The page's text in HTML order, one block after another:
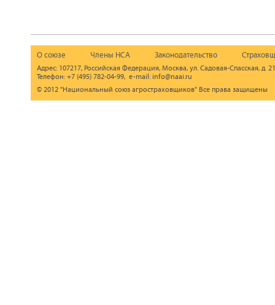
О союзе Члены НСА Законодательство
Адрес: 107217, Российская Федерация, Москва, ул. Садовая-Спасская, д.
Телефон: +7 (495) 782-04-99, e-mail: info@naai.ru
© 2012 "Национальный союз агростраховщиков" Все права защищены